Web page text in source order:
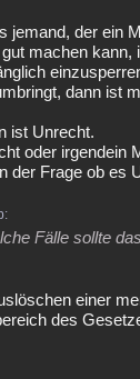
jemand, der ein
machen kann,
dann ist
ist Unrecht.
oder irgendein
der Frage ob es
Fälle sollte
einer
des